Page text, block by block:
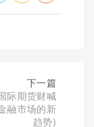
下一篇
际期货财喊
融市场的新
趋势)